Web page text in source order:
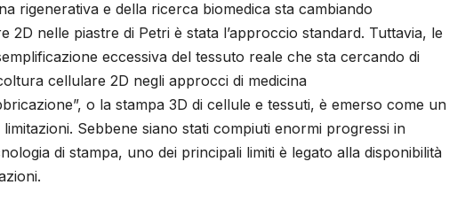
rigenerativa e della ricerca biomedica sta cambiando
nelle piastre di Petri è stata l’approccio standard. Tuttavia, le
eccessiva del tessuto reale che sta cercando di
cellulare 2D negli approcci di medicina
o la stampa 3D di cellule e tessuti, è emerso come un
Sebbene siano stati compiuti enormi progressi in
di stampa, uno dei principali limiti è legato alla disponibilità